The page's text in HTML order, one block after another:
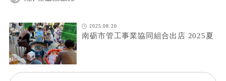
2025.08.20
南砺市管工事業協同組合出店 2025夏